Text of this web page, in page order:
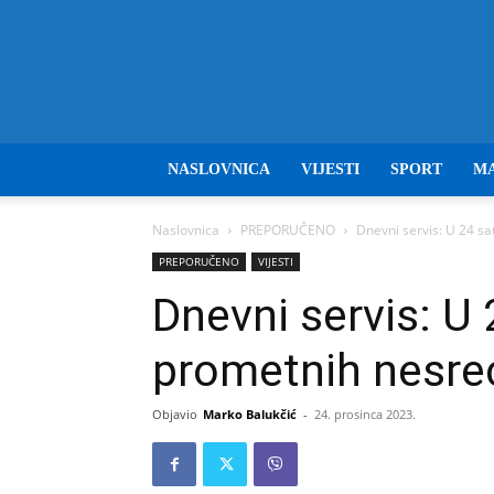
NASLOVNICA VIJESTI SPORT
Naslovnica PREPORUČENO Dnevni servis: U 24
PREPORUČENO VIJESTI
Dnevni servis: U
prometnih
Objavio Marko Balukčić - 24. prosinca 2023.